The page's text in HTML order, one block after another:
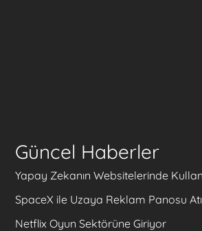
Güncel Haberler
Yapay Zekanın Websitelerinde
SpaceX ile Uzaya Reklam Panosu
Netflix Oyun Sektörüne Giriyor